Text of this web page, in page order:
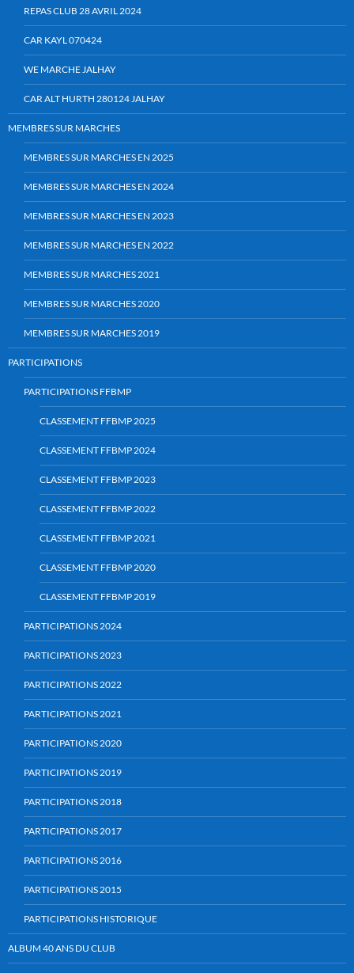
REPAS CLUB 28 AVRIL 2024
CAR KAYL 070424
WE MARCHE JALHAY
CAR ALT HURTH 280124 JALHAY
MEMBRES SUR MARCHES
MEMBRES SUR MARCHES EN 2025
MEMBRES SUR MARCHES EN 2024
MEMBRES SUR MARCHES EN 2023
MEMBRES SUR MARCHES EN 2022
MEMBRES SUR MARCHES 2021
MEMBRES SUR MARCHES 2020
MEMBRES SUR MARCHES 2019
PARTICIPATIONS
PARTICIPATIONS FFBMP
CLASSEMENT FFBMP 2025
CLASSEMENT FFBMP 2024
CLASSEMENT FFBMP 2023
CLASSEMENT FFBMP 2022
CLASSEMENT FFBMP 2021
CLASSEMENT FFBMP 2020
CLASSEMENT FFBMP 2019
PARTICIPATIONS 2024
PARTICIPATIONS 2023
PARTICIPATIONS 2022
PARTICIPATIONS 2021
PARTICIPATIONS 2020
PARTICIPATIONS 2019
PARTICIPATIONS 2018
PARTICIPATIONS 2017
PARTICIPATIONS 2016
PARTICIPATIONS 2015
PARTICIPATIONS HISTORIQUE
ALBUM 40 ANS DU CLUB